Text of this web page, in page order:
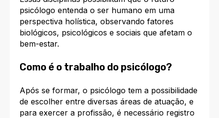
psicólogo entenda o ser humano em uma
perspectiva holística, observando fatores
biológicos, psicológicos e sociais que afetam o
bem-estar.
Como é o trabalho do psicólogo?
Após se formar, o psicólogo tem a possibilidade
de escolher entre diversas áreas de atuação, e
para exercer a profissão, é necessário registro